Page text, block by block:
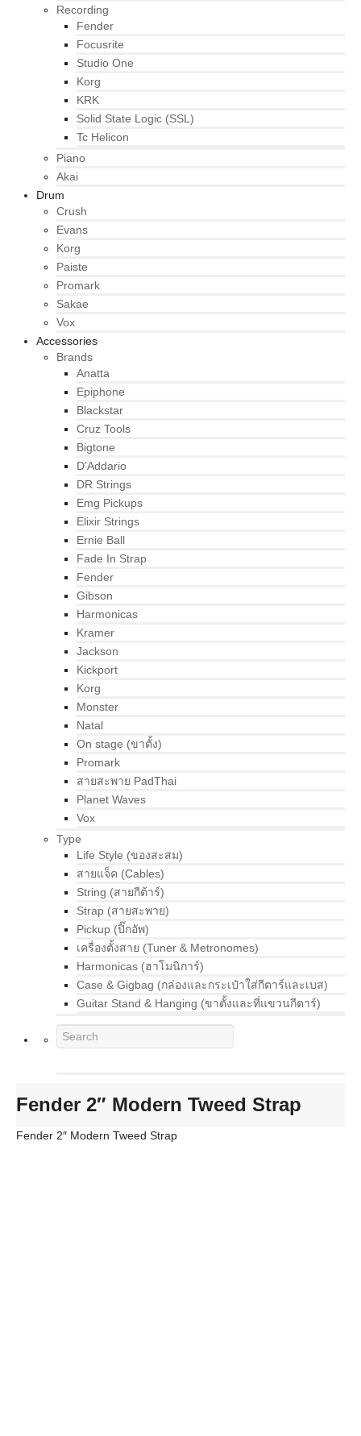
Recording
Fender
Focusrite
Studio One
Korg
KRK
Solid State Logic (SSL)
Tc Helicon
Piano
Akai
Drum
Crush
Evans
Korg
Paiste
Promark
Sakae
Vox
Accessories
Brands
Anatta
Epiphone
Blackstar
Cruz Tools
Bigtone
D’Addario
DR Strings
Emg Pickups
Elixir Strings
Ernie Ball
Fade In Strap
Fender
Gibson
Harmonicas
Kramer
Jackson
Kickport
Korg
Monster
Natal
On stage (ขาตั้ง)
Promark
สายสะพาย PadThai
Planet Waves
Vox
Type
Life Style (ของสะสม)
สายแจ็ค (Cables)
String (สายกีต้าร์)
Strap (สายสะพาย)
Pickup (ปิ๊กอัพ)
เครื่องตั้งสาย (Tuner & Metronomes)
Harmonicas (ฮาโมนิการ์)
Case & Gigbag (กล่องและกระเป๋าใส่กีตาร์และเบส)
Guitar Stand & Hanging (ขาตั้งและที่แขวนกีตาร์)
Fender 2″ Modern Tweed Strap
Fender 2″ Modern Tweed Strap